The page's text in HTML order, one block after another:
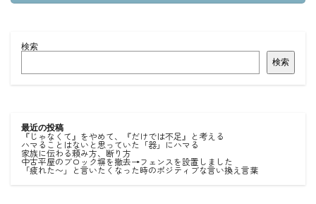
検索
検索
最近の投稿
『じゃなくて』をやめて、『だけでは不足』と考える
ハマることはないと思っていた「器」にハマる
家族に伝わる頼み方、断り方
中古平屋のブロック塀を撤去→フェンスを設置しました
「疲れた〜」と言いたくなった時のポジティブな言い換え言葉